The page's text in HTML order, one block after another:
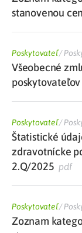
stanovenou
Poskytovateľ/
Všeobecné
Poskytovateľ/
Štatistické
zdravotnícke
2.Q/2025 pdf
Poskytovateľ/
Zoznam